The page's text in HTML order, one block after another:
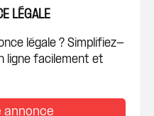
LÉGALE
légale ? Simplifiez-
ligne facilement et
annonce